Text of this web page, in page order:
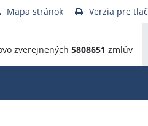
Mapa stránok Verzia pre tlač
zverejnených 5808651 zmlúv